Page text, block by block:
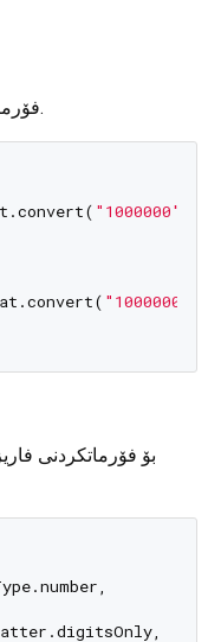
فۆرماتکردنی ژمارە بە جیاکەرەوەی تایبەت.
"1000000"
"1000000"